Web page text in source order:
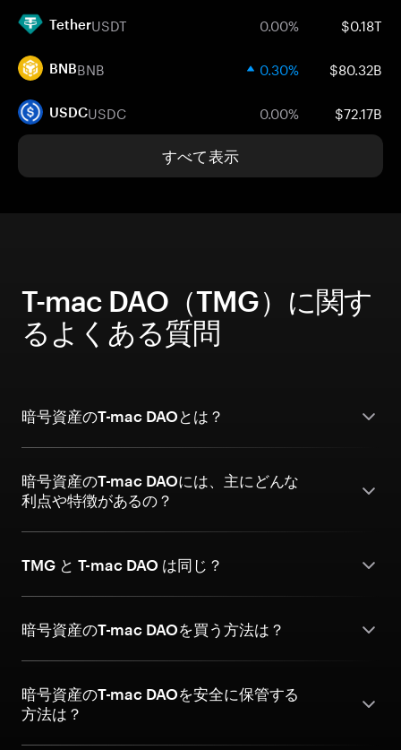
TetherUSDT 0.00% $0.18T
BNBBNB 0.30% $80.32B
USDCUSDC 0.00% $72.17B
すべて表示
T-mac DAO（TMG）に関す
るよくある質問
暗号資産のT-mac DAOとは？
暗号資産のT-mac DAOには、主にどんな
利点や特徴があるの？
TMG と T-mac DAO は同じ？
暗号資産のT-mac DAOを買う方法は？
暗号資産のT-mac DAOを安全に保管する
方法は？